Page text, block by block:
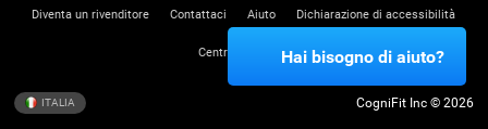
Diventa un rivenditore Contattaci Aiuto Dichiarazione di accessibilità
Centro di Fiducia
ITALIA CogniFit Inc © 2026
Hai bisogno di aiuto?